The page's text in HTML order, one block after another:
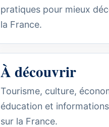
pratiques pour mieux
la France.
À découvrir
Tourisme, culture,
éducation et
sur la France.